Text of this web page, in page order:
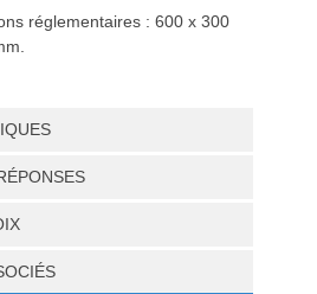
réglementaires : 600 x 300